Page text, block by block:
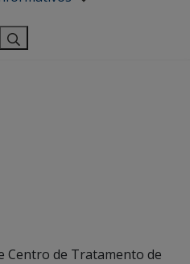
Centro de Tratamento de